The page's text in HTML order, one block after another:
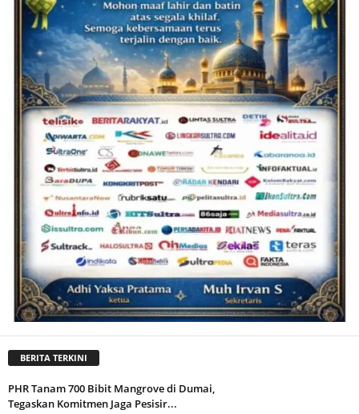
BERITA TERKINI
PHR Tanam 700 Bibit Mangrove di Dumai,
Tegaskan Komitmen Jaga Pesisir...